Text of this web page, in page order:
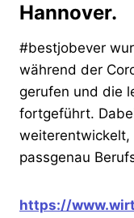
Hannover.
#bestjobever
während der
gerufen und die
fortgeführt.
weiterentwickelt,
passgenau
https://